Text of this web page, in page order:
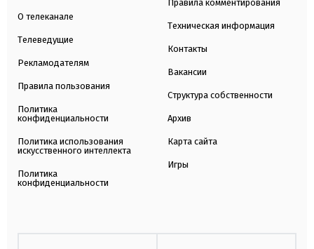
О телеканале
Телеведущие
Рекламодателям
Правила пользования
Политика
конфиденциальности
Политика использования
искусственного интеллекта
Политика
конфиденциальности
Правила комментирования
Техническая информация
Контакты
Вакансии
Структура собственности
Архив
Карта сайта
Игры